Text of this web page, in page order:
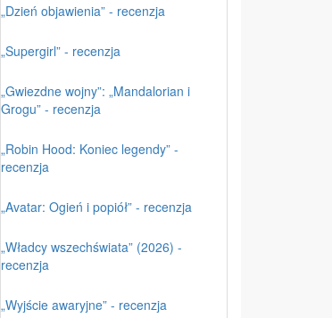
„Dzień objawienia” - recenzja
„Supergirl” - recenzja
„Gwiezdne wojny”: „Mandalorian i
Grogu” - recenzja
„Robin Hood: Koniec legendy” -
recenzja
„Avatar: Ogień i popiół” - recenzja
„Władcy wszechświata” (2026) -
recenzja
„Wyjście awaryjne” - recenzja